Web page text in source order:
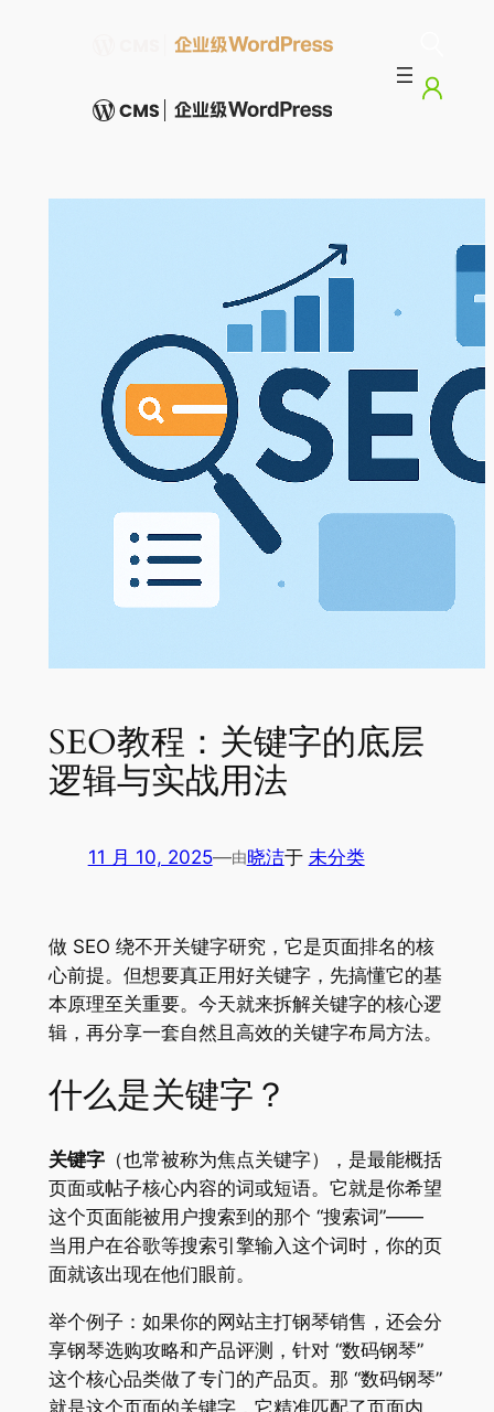
SEO教程：关键字的底层
逻辑与实战用法
11 月 10, 2025—由晓洁于 未分类
做 SEO 绕不开关键字研究，它是页面排名的核
心前提。但想要真正用好关键字，先搞懂它的基
本原理至关重要。今天就来拆解关键字的核心逻
辑，再分享一套自然且高效的关键字布局方法。
什么是关键字？
关键字（也常被称为焦点关键字），是最能概括
页面或帖子核心内容的词或短语。它就是你希望
这个页面能被用户搜索到的那个 “搜索词”——
当用户在谷歌等搜索引擎输入这个词时，你的页
面就该出现在他们眼前。
举个例子：如果你的网站主打钢琴销售，还会分
享钢琴选购攻略和产品评测，针对 “数码钢琴”
这个核心品类做了专门的产品页。那 “数码钢琴”
就是这个页面的关键字，它精准匹配了页面内